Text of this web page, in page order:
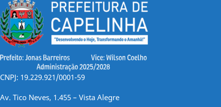
CNPJ: 19.229.921/0001-59
Av. Tico Neves, 1.455 – Vista Alegre